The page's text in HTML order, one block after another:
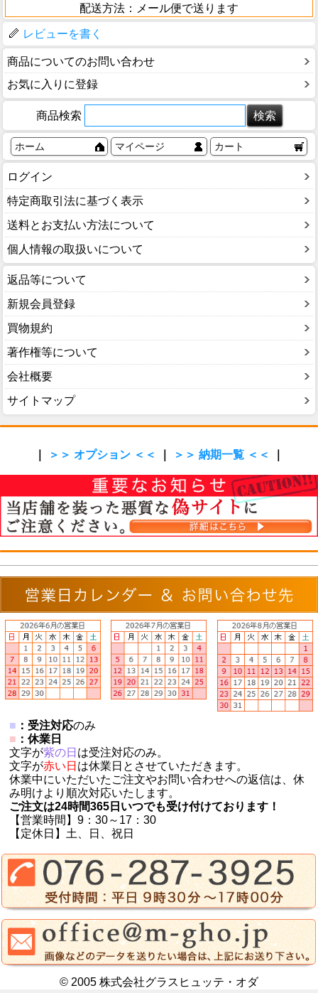
配送方法：メール便で送ります
レビューを書く
商品についてのお問い合わせ
お気に入りに登録
商品検索
ホーム マイページ カート
ログイン
特定商取引法に基づく表示
送料とお支払い方法について
個人情報の取扱いについて
返品等について
新規会員登録
買物規約
著作権等について
会社概要
サイトマップ
＞＞ オプション ＜＜ ＞＞ 納期一覧 ＜＜
■ ：受注対応のみ
■ ：休業日
文字が紫の日 は受注対応のみ。
文字が赤い日 は休業日とさせていただきます。
休業中にいただいたご注文やお問い合わせへの返信は、休
み明けより順次対応いたします。
ご注文は24時間365日いつでも受け付けております！
【営業時間】9：30～17：30
【定休日】土、日、祝日
© 2005 株式会社グラスヒュッテ・オダ